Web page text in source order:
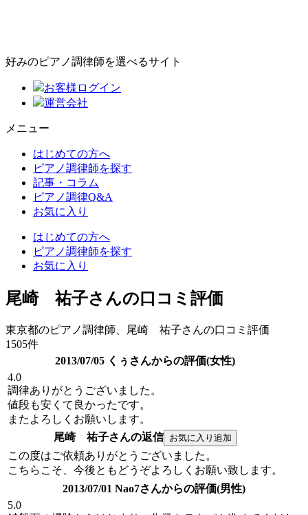
好みのピアノ調律師を選べるサイト
お客様ログイン
運営会社
メニュー
はじめての方へ
ピアノ調律師を探す
記事・コラム
ピアノ調律Q&A
お気に入り
はじめての方へ
ピアノ調律師を探す
お気に入り
尾崎 祐子さんの口コミ評価
東京都のピアノ調律師、尾崎 祐子さんの口コミ評価
1505件
2013/07/05 くぅさんからの評価(女性)
4.0
調律ありがとうございました。
値段も安くて良かったです。
またよろしくお願いします。
尾崎 祐子さんの返信
この度はご依頼ありがとうございました。
こちらこそ、今後ともどうぞよろしくお願い致します。
2013/07/01 Nao7さんからの評価(男性)
5.0